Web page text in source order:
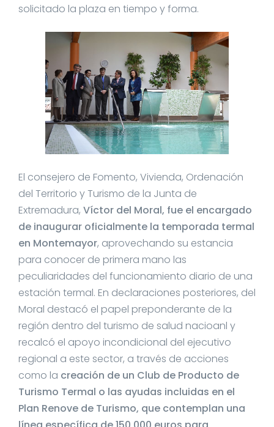
solicitado la plaza en tiempo y forma.
El consejero de Fomento, Vivienda, Ordenación
del Territorio y Turismo de la Junta de
Extremadura, Víctor del Moral, fue el encargado
de inaugurar oficialmente la temporada termal
en Montemayor, aprovechando su estancia
para conocer de primera mano las
peculiaridades del funcionamiento diario de una
estación termal. En declaraciones posteriores, del
Moral destacó el papel preponderante de la
región dentro del turismo de salud nacioanl y
recalcó el apoyo incondicional del ejecutivo
regional a este sector, a través de acciones
como la creación de un Club de Producto de
Turismo Termal o las ayudas incluidas en el
Plan Renove de Turismo, que contemplan una